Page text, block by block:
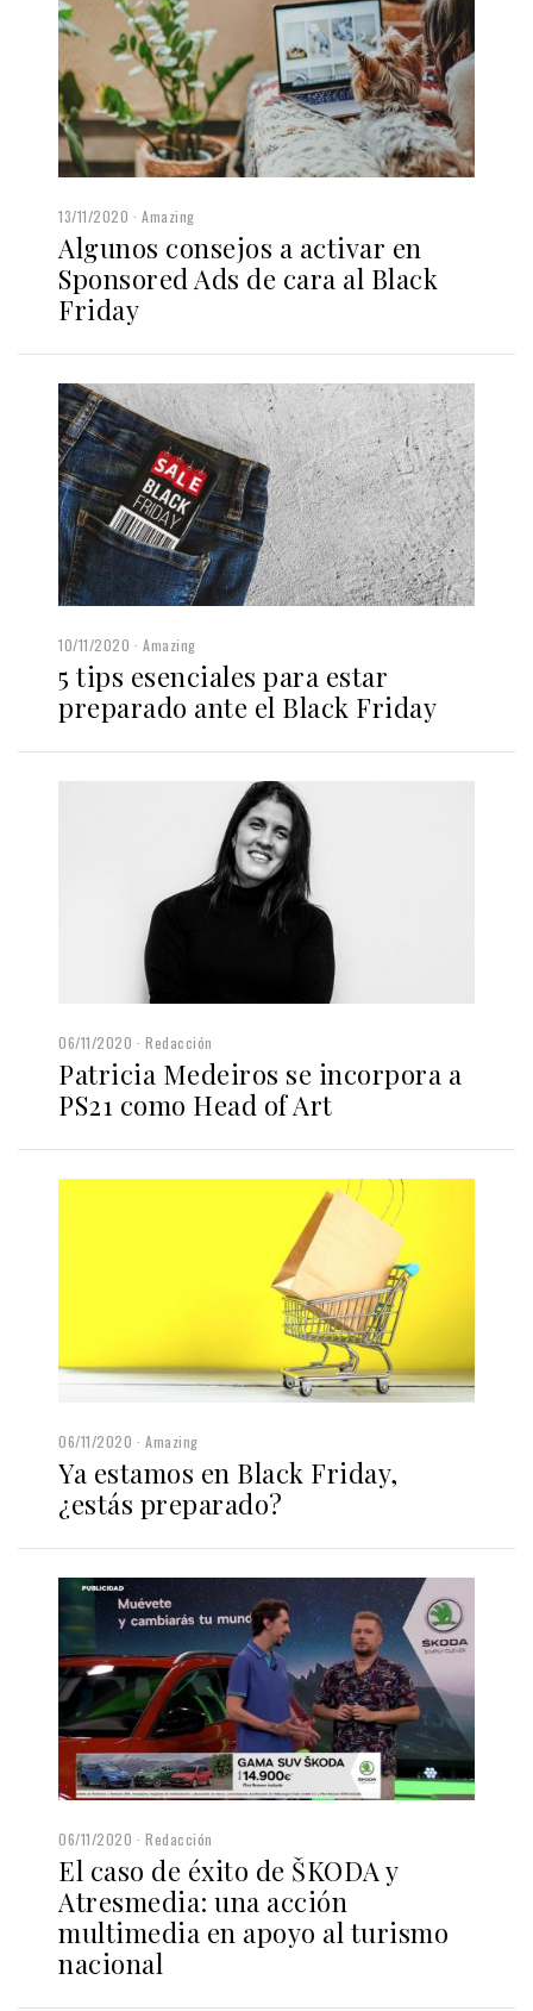
13/11/2020 Amazing
Algunos consejos a activar en
Sponsored Ads de cara al Black
Friday
10/11/2020 Amazing
5 tips esenciales para estar
preparado ante el Black Friday
06/11/2020 Redacción
Patricia Medeiros se incorpora a
PS21 como Head of Art
06/11/2020 Amazing
Ya estamos en Black Friday,
¿estás preparado?
06/11/2020 Redacción
El caso de éxito de ŠKODA y
Atresmedia: una acción
multimedia en apoyo al turismo
nacional